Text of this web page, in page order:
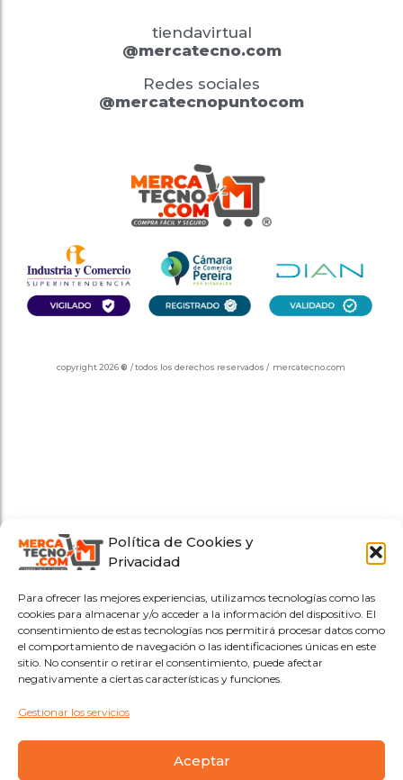
Política de Cookies y
Privacidad
Para ofrecer las mejores experiencias, utilizamos tecnologías como las
cookies para almacenar y/o acceder a la información del dispositivo. El
consentimiento de estas tecnologías nos permitirá procesar datos como
el comportamiento de navegación o las identificaciones únicas en este
sitio. No consentir o retirar el consentimiento, puede afectar
negativamente a ciertas características y funciones.
Gestionar los servicios
Aceptar
tiendavirtual
@mercatecno.com
Redes sociales
@mercatecnopuntocom
copyright 2026® / todos los derechos reservados / mercatecno.com